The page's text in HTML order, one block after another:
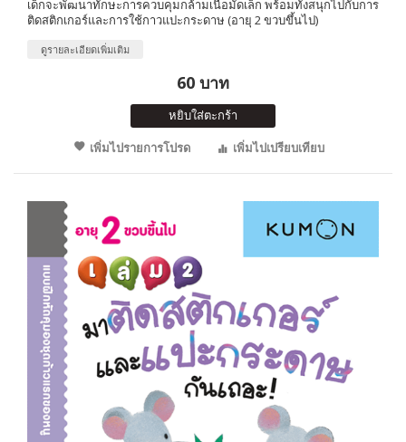
เด็กจะพัฒนาทักษะการควบคุมกล้ามเนื้อมัดเล็ก พร้อมทั้งสนุกไปกับการ
ติดสติกเกอร์และการใช้กาวแปะกระดาษ (อายุ 2 ขวบขึ้นไป)
ดูรายละเอียดเพิ่มเติม
60 บาท
หยิบใส่ตะกร้า
เพิ่มไปรายการโปรด
เพิ่มไปเปรียบเทียบ